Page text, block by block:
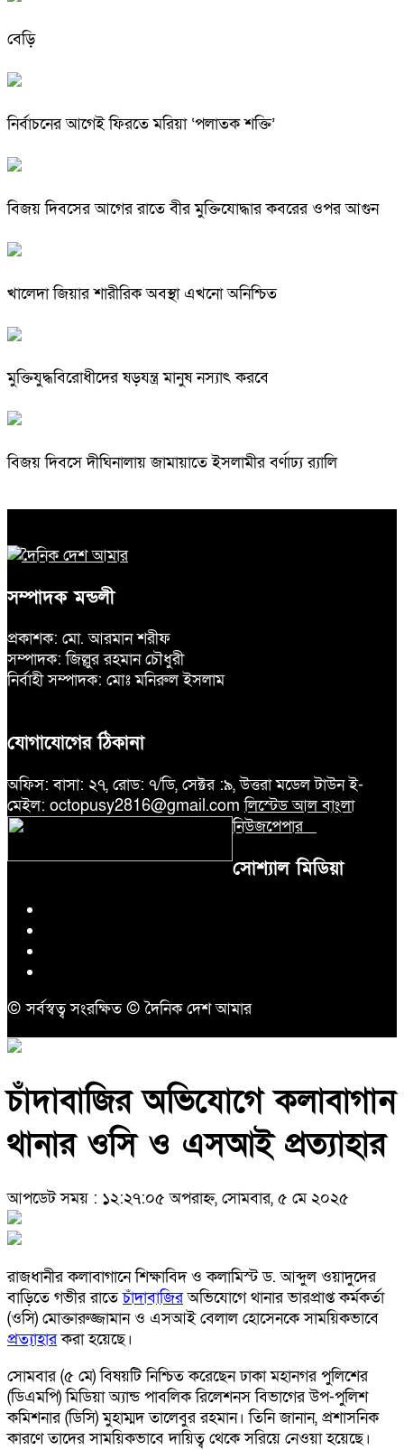
বেড়ি
নির্বাচনের আগেই ফিরতে মরিয়া ‘পলাতক শক্তি’
বিজয় দিবসের আগের রাতে বীর মুক্তিযোদ্ধার কবরের ওপর আগুন
খালেদা জিয়ার শারীরিক অবস্থা এখনো অনিশ্চিত
মুক্তিযুদ্ধবিরোধীদের ষড়যন্ত্র মানুষ নস্যাৎ করবে
বিজয় দিবসে দীঘিনালায় জামায়াতে ইসলামীর বর্ণাঢ্য র‍্যালি
সম্পাদক মন্ডলী
প্রকাশক: মো. আরমান শরীফ
সম্পাদক: জিল্লুর রহমান চৌধুরী
নির্বাহী সম্পাদক: মোঃ মনিরুল ইসলাম
যোগাযোগের ঠিকানা
অফিস: বাসা: ২৭, রোড: ৭/ডি, সেক্টর :৯, উত্তরা মডেল টাউন ই-
মেইল: octopusy2816@gmail.comলিস্টেড আল বাংলা
নিউজপেপার
সোশ্যাল মিডিয়া
© সর্বস্বত্ব সংরক্ষিত © দৈনিক দেশ আমার
চাঁদাবাজির অভিযোগে কলাবাগান
থানার ওসি ও এসআই প্রত্যাহার
আপডেট সময় : ১২:২৭:০৫ অপরাহ্ন, সোমবার, ৫ মে ২০২৫
রাজধানীর কলাবাগানে শিক্ষাবিদ ও কলামিস্ট ড. আব্দুল ওয়াদুদের
বাড়িতে গভীর রাতেচাঁদাবাজিরঅভিযোগে থানার ভারপ্রাপ্ত কর্মকর্তা
(ওসি) মোক্তারুজ্জামান ও এসআই বেলাল হোসেনকে সাময়িকভাবে
প্রত্যাহারকরা হয়েছে।
সোমবার (৫ মে) বিষয়টি নিশ্চিত করেছেন ঢাকা মহানগর পুলিশের
(ডিএমপি) মিডিয়া অ্যান্ড পাবলিক রিলেশনস বিভাগের উপ-পুলিশ
কমিশনার (ডিসি) মুহাম্মদ তালেবুর রহমান। তিনি জানান, প্রশাসনিক
কারণে তাদের সাময়িকভাবে দায়িত্ব থেকে সরিয়ে নেওয়া হয়েছে।